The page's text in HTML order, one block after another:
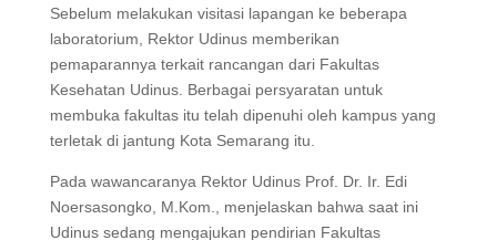
Sebelum melakukan visitasi lapangan ke beberapa
laboratorium, Rektor Udinus memberikan
pemaparannya terkait rancangan dari Fakultas
Kesehatan Udinus. Berbagai persyaratan untuk
membuka fakultas itu telah dipenuhi oleh kampus yang
terletak di jantung Kota Semarang itu.
Pada wawancaranya Rektor Udinus Prof. Dr. Ir. Edi
Noersasongko, M.Kom., menjelaskan bahwa saat ini
Udinus sedang mengajukan pendirian Fakultas